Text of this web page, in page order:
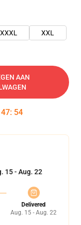
XXXL
XXL
AAN
47: 53
15 - Aug. 22
Delivered
Aug. 15 - Aug. 22